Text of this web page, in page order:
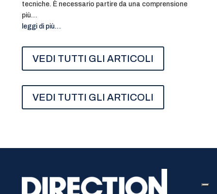
tecniche. È necessario partire da una comprensione
più…
leggi di più…
VEDI TUTTI GLI ARTICOLI
VEDI TUTTI GLI ARTICOLI